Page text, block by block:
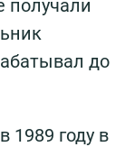
получали
до
1989 году в